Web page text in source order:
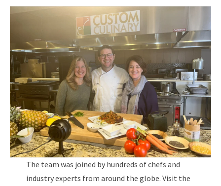
The team was joined by hundreds of chefs and
industry experts from around the globe. Visit the